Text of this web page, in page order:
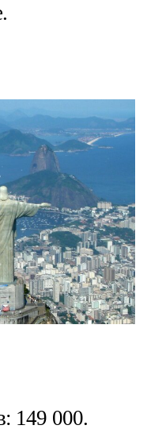
: 149 000.